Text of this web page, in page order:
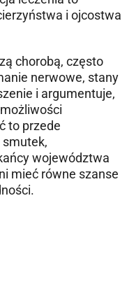
i ojcostwa
chorobą, często
nerwowe, stany
i argumentuje,
to przede
województwa
mieć równe szanse